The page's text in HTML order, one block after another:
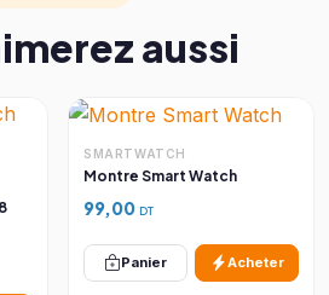
aussi
SMARTWATCH
Montre Smart Watch
99,00 DT
Panier Acheter